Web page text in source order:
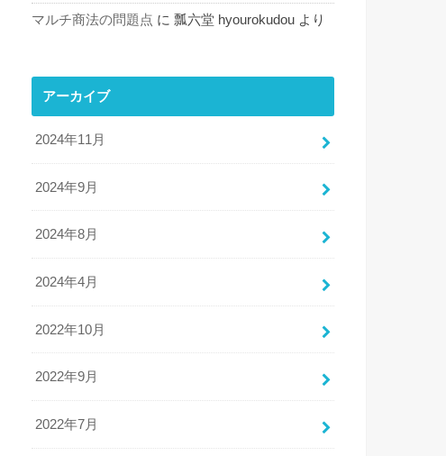
マルチ商法の問題点 に 瓢六堂 hyourokudou より
アーカイブ
2024年11月
2024年9月
2024年8月
2024年4月
2022年10月
2022年9月
2022年7月